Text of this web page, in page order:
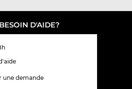
D'AIDE?
une demande